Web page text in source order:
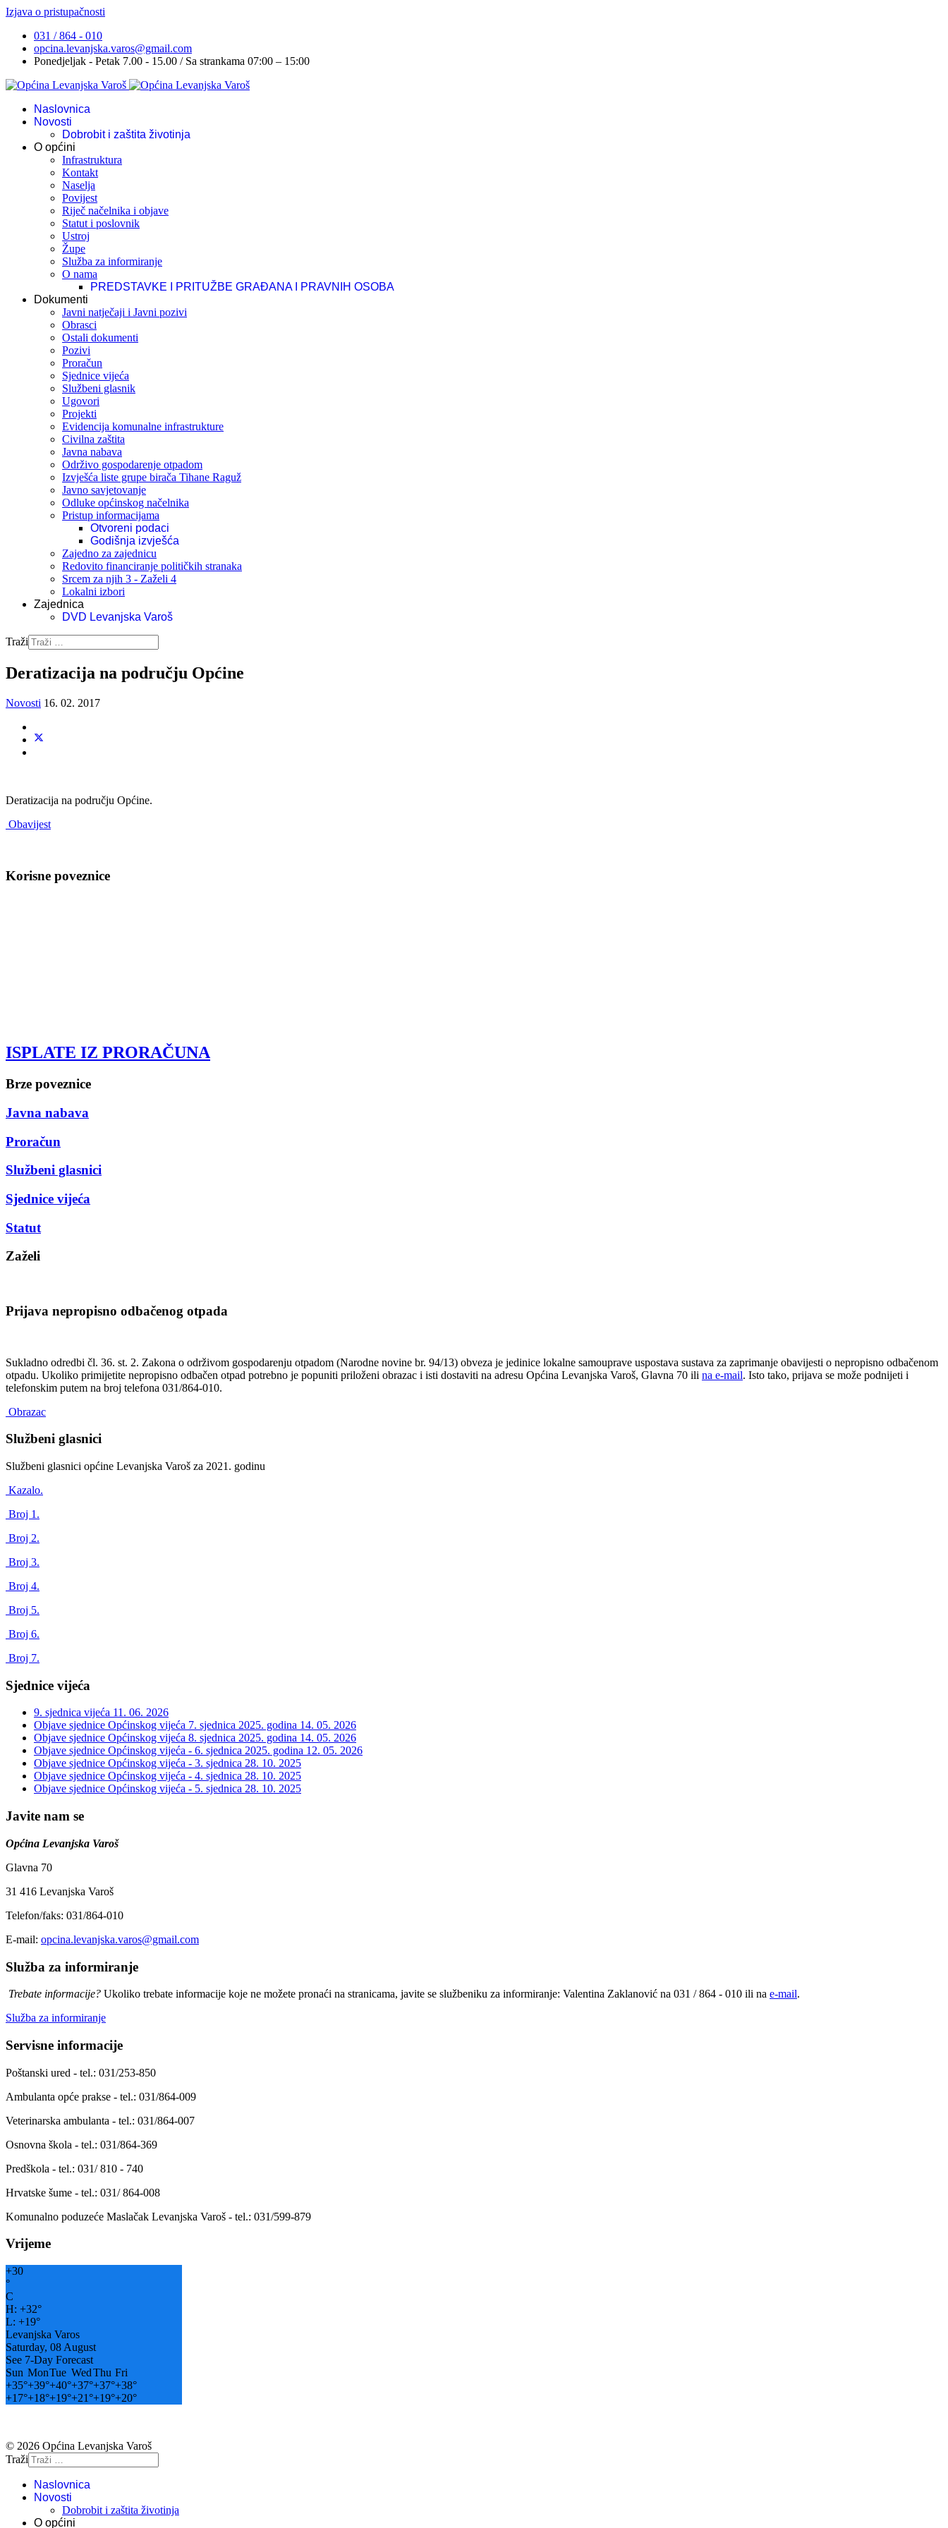
Izjava o pristupačnosti
031 / 864 - 010
opcina.levanjska.varos@gmail.com
Ponedjeljak - Petak 7.00 - 15.00 / Sa strankama 07:00 – 15:00
Naslovnica
Novosti
Dobrobit i zaštita životinja
O općini
Infrastruktura
Kontakt
Naselja
Povijest
Riječ načelnika i objave
Statut i poslovnik
Ustroj
Župe
Služba za informiranje
O nama
PREDSTAVKE I PRITUŽBE GRAĐANA I PRAVNIH OSOBA
Dokumenti
Javni natječaji i Javni pozivi
Obrasci
Ostali dokumenti
Pozivi
Proračun
Sjednice vijeća
Službeni glasnik
Ugovori
Projekti
Evidencija komunalne infrastrukture
Civilna zaštita
Javna nabava
Održivo gospodarenje otpadom
Izvješća liste grupe birača Tihane Raguž
Javno savjetovanje
Odluke općinskog načelnika
Pristup informacijama
Otvoreni podaci
Godišnja izvješća
Zajedno za zajednicu
Redovito financiranje političkih stranaka
Srcem za njih 3 - Zaželi 4
Lokalni izbori
Zajednica
DVD Levanjska Varoš
Traži
Deratizacija na području Općine
Novosti 16. 02. 2017
Deratizacija na području Općine.
Obavijest
Korisne poveznice
ISPLATE IZ PRORAČUNA
Brze poveznice
Javna nabava
Proračun
Službeni glasnici
Sjednice vijeća
Statut
Zaželi
Prijava nepropisno odbačenog otpada
Sukladno odredbi čl. 36. st. 2. Zakona o održivom gospodarenju otpadom (Narodne novine br. 94/13) obveza je jedinice lokalne samouprave uspostava sustava za zaprimanje obavijesti o nepropisno odbačenom
otpadu. Ukoliko primijetite nepropisno odbačen otpad potrebno je popuniti priloženi obrazac i isti dostaviti na adresu Općina Levanjska Varoš, Glavna 70 ili na e-mail. Isto tako, prijava se može podnijeti i
telefonskim putem na broj telefona 031/864-010.
Obrazac
Službeni glasnici
Službeni glasnici općine Levanjska Varoš za 2021. godinu
Kazalo.
Broj 1.
Broj 2.
Broj 3.
Broj 4.
Broj 5.
Broj 6.
Broj 7.
Sjednice vijeća
9. sjednica vijeća 11. 06. 2026
Objave sjednice Općinskog vijeća 7. sjednica 2025. godina 14. 05. 2026
Objave sjednice Općinskog vijeća 8. sjednica 2025. godina 14. 05. 2026
Objave sjednice Općinskog vijeća - 6. sjednica 2025. godina 12. 05. 2026
Objave sjednice Općinskog vijeća - 3. sjednica 28. 10. 2025
Objave sjednice Općinskog vijeća - 4. sjednica 28. 10. 2025
Objave sjednice Općinskog vijeća - 5. sjednica 28. 10. 2025
Javite nam se
Općina Levanjska Varoš
Glavna 70
31 416 Levanjska Varoš
Telefon/faks: 031/864-010
E-mail: opcina.levanjska.varos@gmail.com
Služba za informiranje
Trebate informacije? Ukoliko trebate informacije koje ne možete pronaći na stranicama, javite se službeniku za informiranje: Valentina Zaklanović na 031 / 864 - 010 ili na e-mail.
Služba za informiranje
Servisne informacije
Poštanski ured - tel.: 031/253-850
Ambulanta opće prakse - tel.: 031/864-009
Veterinarska ambulanta - tel.: 031/864-007
Osnovna škola - tel.: 031/864-369
Predškola - tel.: 031/ 810 - 740
Hrvatske šume - tel.: 031/ 864-008
Komunalno poduzeće Maslačak Levanjska Varoš - tel.: 031/599-879
Vrijeme
+30
°
C
H: +32°
L: +19°
Levanjska Varos
Saturday, 08 August
See 7-Day Forecast
Sun MonTue WedThu Fri
+35°+39°+40°+37°+37°+38°
+17°+18°+19°+21°+19°+20°
© 2026 Općina Levanjska Varoš
Traži
Naslovnica
Novosti
Dobrobit i zaštita životinja
O općini